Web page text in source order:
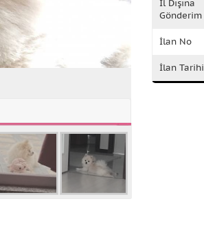
İl Dışına
Gönderim
İlan No
İlan Tarihi